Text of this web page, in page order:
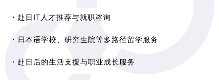
・赴日IT人才推荐与就职咨询
・日本语学校、研究生院等多路径留学服务
・赴日后的生活支援与职业成长服务